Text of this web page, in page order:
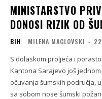
MINISTARSTVO
DONOSI RIZIK OD
BIH MILENA MAGLOVSKI -
S dolaskom proljeća i
Kantona Sarajevo još
očuvanja šumskih područja,
sa sobom nose šumski